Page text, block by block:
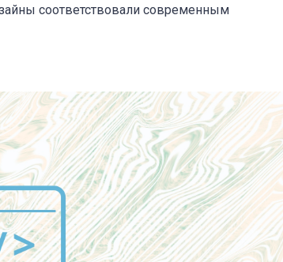
соответствовали современным